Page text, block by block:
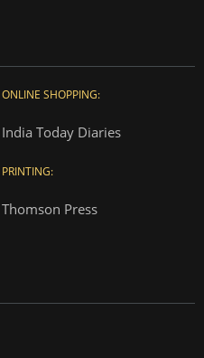
ONLINE SHOPPING:
India Today Diaries
PRINTING:
Thomson Press